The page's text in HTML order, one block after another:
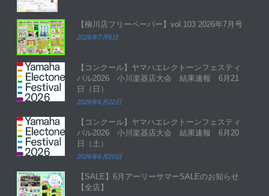
【柳川店フリーペーパー】vol.103 2026年7月号
2026年7月6日
【コンクール】ヤマハエレクトーンフェスティ
バル2026 小川楽器店大会 結果速報 6月21
日（日）
2026年6月22日
【コンクール】ヤマハエレクトーンフェスティ
バル2026 小川楽器店大会 結果速報 6月20
日（土）
2026年6月20日
【SALE】6月アーリーサマーSALEのお知らせ
【全店】